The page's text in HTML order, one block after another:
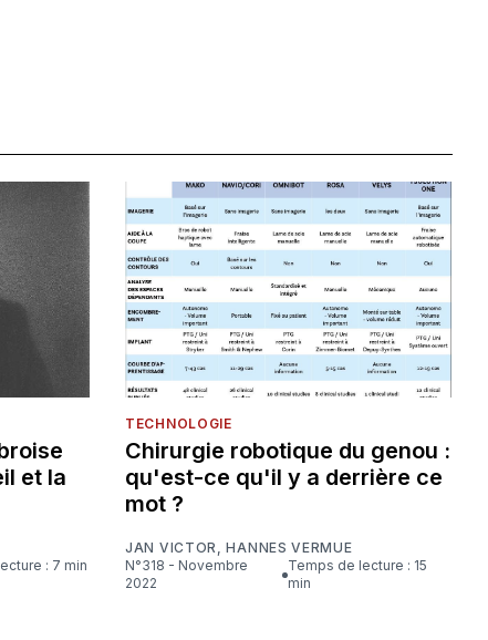
et la
: 7 min
TECHNOLOGIE
Chirurgie robotique du genou :
qu'est-ce qu'il y a derrière ce
mot ?
JAN VICTOR,HANNES VERMUE
N°318 - Novembre
2022
Temps de lecture : 15
min